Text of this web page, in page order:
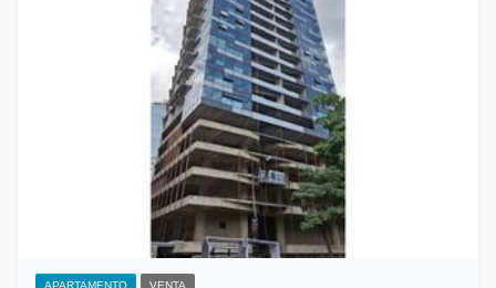
APARTAMENTO VENTA